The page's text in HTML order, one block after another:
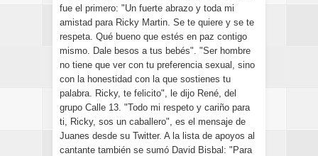
fue el primero: "Un fuerte abrazo y toda mi
amistad para Ricky Martin. Se te quiere y se te
respeta. Qué bueno que estés en paz contigo
mismo. Dale besos a tus bebés". "Ser hombre
no tiene que ver con tu preferencia sexual, sino
con la honestidad con la que sostienes tu
palabra. Ricky, te felicito", le dijo René, del
grupo Calle 13. "Todo mi respeto y cariño para
ti, Ricky, sos un caballero", es el mensaje de
Juanes desde su Twitter. A la lista de apoyos al
cantante también se sumó David Bisbal: "Para